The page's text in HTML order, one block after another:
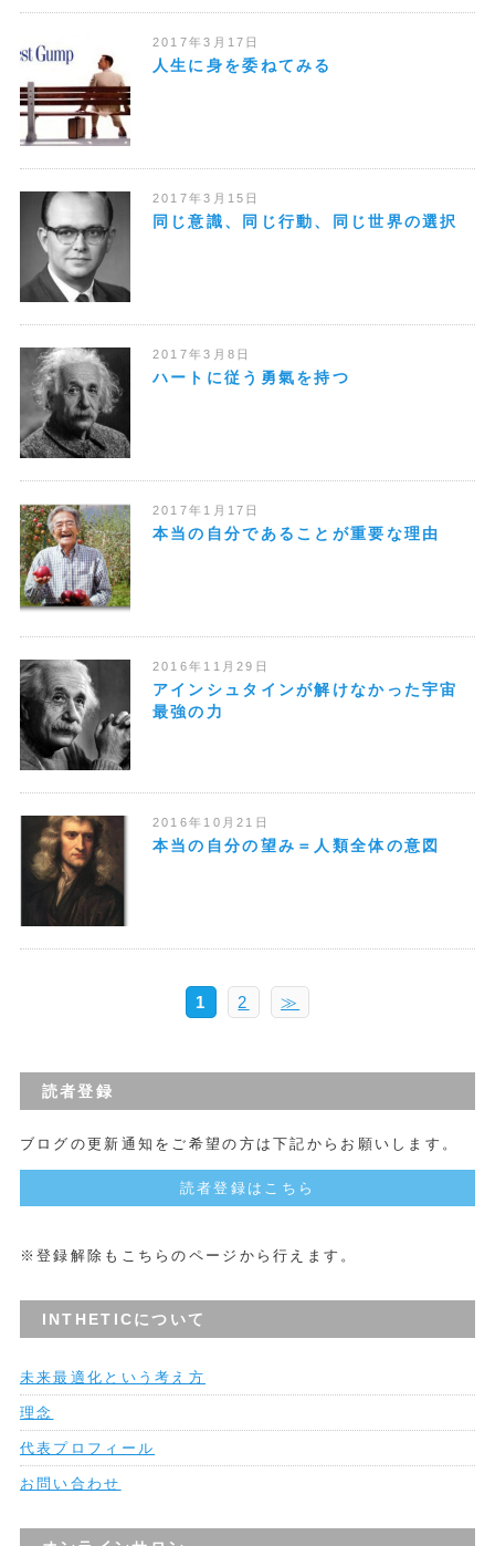
2017年3月17日
人生に身を委ねてみる
2017年3月15日
同じ意識、同じ行動、同じ世界の選択
2017年3月8日
ハートに従う勇氣を持つ
2017年1月17日
本当の自分であることが重要な理由
2016年11月29日
アインシュタインが解けなかった宇宙
最強の力
2016年10月21日
本当の自分の望み＝人類全体の意図
1 2 ≫
読者登録
ブログの更新通知をご希望の方は下記からお願いします。
読者登録はこちら
※登録解除もこちらのページから行えます。
INTHETICについて
未来最適化という考え方
理念
代表プロフィール
お問い合わせ